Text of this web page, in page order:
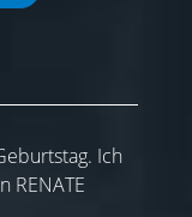
Ich
RENATE